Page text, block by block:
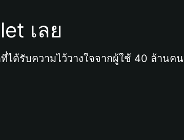
เลย
ด้รับความไว้วางใจจากผู้ใช้ 40 ล้านคน